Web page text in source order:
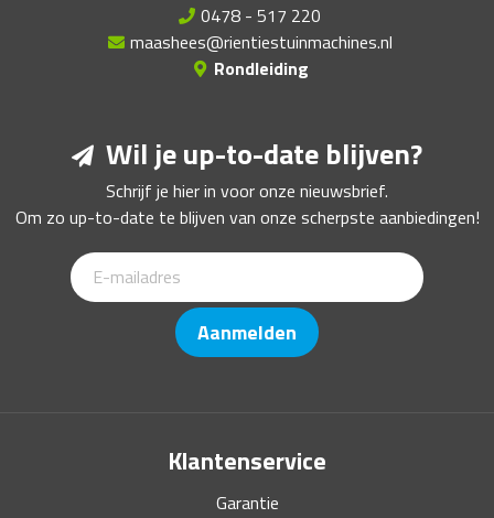
0478 - 517 220
maashees@rientiestuinmachines.nl
Rondleiding
Wil je up-to-date blijven?
Schrijf je hier in voor onze nieuwsbrief.
Om zo up-to-date te blijven van onze scherpste aanbiedingen!
Aanmelden
Klantenservice
Garantie